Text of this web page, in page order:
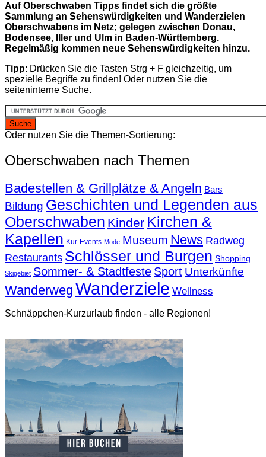
Auf Oberschwaben Tipps findet sich die größte
Sammlung an Sehenswürdigkeiten und Wanderzielen
Oberschwabens im Netz; gelegen zwischen Donau,
Bodensee, Iller und Ulm in Baden-Württemberg.
Regelmäßig kommen neue Sehenswürdigkeiten hinzu.
Tipp: Drücken Sie die Tasten Strg + F gleichzeitig, um
spezielle Begriffe zu finden! Oder nutzen Sie die
seiteninterne Suche.
Oder nutzen Sie die Themen-Sortierung:
Oberschwaben nach Themen
Badestellen & Grillplätze & Angeln Bars
Bildung Geschichten und Legenden aus
Oberschwaben Kinder Kirchen &
Kapellen Kur-Events Mode Museum News Radweg
Restaurants Schlösser und Burgen Shopping
Skigebiet Sommer- & Stadtfeste Sport Unterkünfte
Wanderweg Wanderziele Wellness
Schnäppchen-Kurzurlaub finden - alle Regionen!